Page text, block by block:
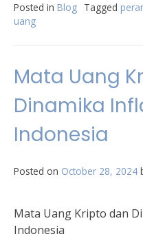
Posted in Blog Tagged
uang
Mata Uang
Dinamika
Indonesia
Posted on October 28, 2024
Mata Uang Kripto dan
Indonesia